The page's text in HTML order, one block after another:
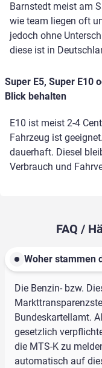
Barnstedt meist am
wie team liegen oft
jedoch ohne
diese ist in
Super E5, Super E10
Blick behalten
E10 ist meist 2-4
Fahrzeug ist
dauerhaft. Diesel
Verbrauch und
FAQ /
Woher stammen
Die Benzin- bzw.
Bundeskartellamt.
gesetzlich
die MTS-K zu
automatisch auf